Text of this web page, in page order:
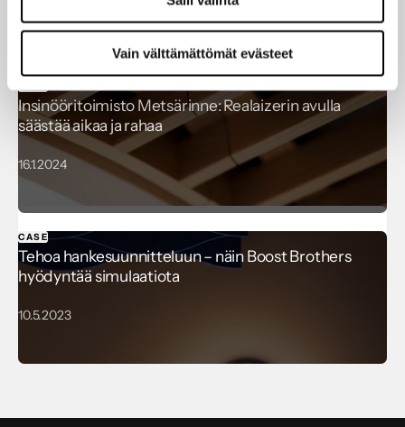
Vain välttämättömät evästeet
Insinööritoimisto Metsärinne: Realaizerin avulla
säästää aikaa ja rahaa
16.1.2024
CASE
Tehoa hankesuunnitteluun – näin Boost Brothers
hyödyntää simulaatiota
10.5.2023